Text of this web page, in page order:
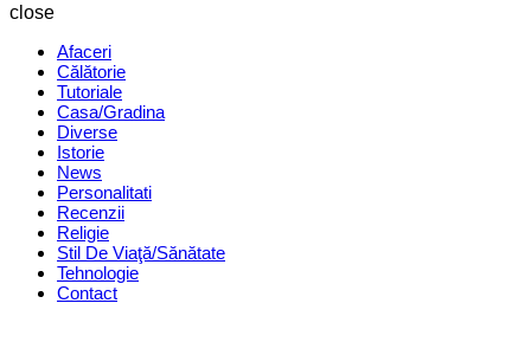
close
Afaceri
Călătorie
Tutoriale
Casa/Gradina
Diverse
Istorie
News
Personalitati
Recenzii
Religie
Stil De Viaţă/Sănătate
Tehnologie
Contact